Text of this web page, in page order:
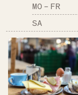
MO – FR
SA